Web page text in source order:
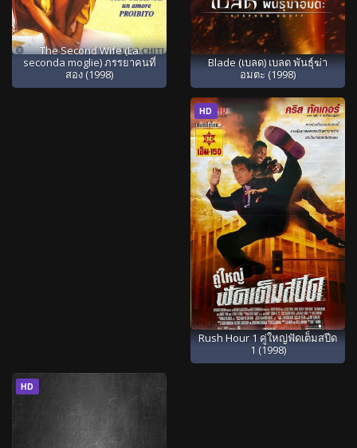
The Second Wife (La
seconda moglie) ภรรยาคนที่
สอง (1998)
Blade (เบลด) เบลด พันธุ์ฆ่า
อมตะ (1998)
HD
Rush Hour 1 คู่ใหญ่ฟัดเต็มสปีด
1 (1998)
HD